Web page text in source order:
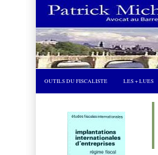
OUTILS DU FISCALISTE LES + LUES